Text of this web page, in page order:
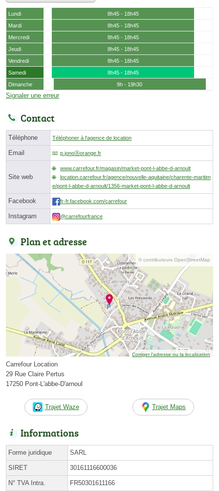
Lundi
8h45 - 18h45
Mardi
8h45 - 18h45
Mercredi
8h45 - 18h45
Jeudi
8h45 - 18h45
Vendredi
8h45 - 18h45
Samedi
8h45 - 18h45
Dimanche
9h - 19h30
Signaler une erreur
Contact
Téléphone Téléphoner à l'agence de location
Email p.jonoⓐorange.fr
Site web
www.carrefour.fr/magasin/market-pont-l-abbe-d-arnoult
location.carrefour.fr/agence/nouvelle-aquitaine/charente-maritim
e/pont-l-abbe-d-arnoult/1356-market-pont-l-abbe-d-arnoult
Facebook fr-fr.facebook.com/carrefour
Instagram @carrefourfrance
Plan et adresse
© contributeurs OpenStreetMap
Corriger l’adresse ou la localisation
Carrefour Location
29 Rue Claire Pertus
17250 Pont-L'abbe-D'arnoul
Trajet Waze Trajet Maps
Informations
Forme juridique SARL
SIRET 30161116600036
N° TVA Intra. FR50301611166